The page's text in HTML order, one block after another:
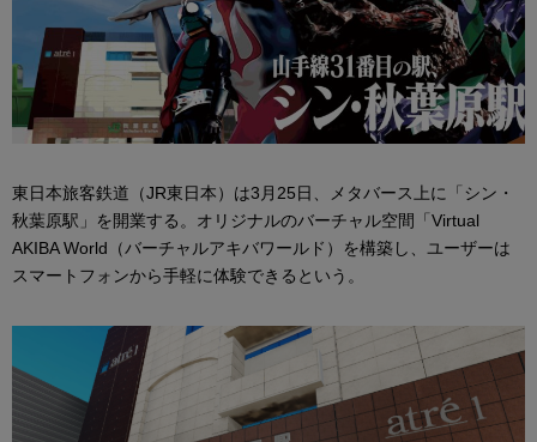
東日本旅客鉄道（JR東日本）は3月25日、メタバース上に「シン・
秋葉原駅」を開業する。オリジナルのバーチャル空間「Virtual
AKIBA World（バーチャルアキバワールド）を構築し、ユーザーは
スマートフォンから手軽に体験できるという。